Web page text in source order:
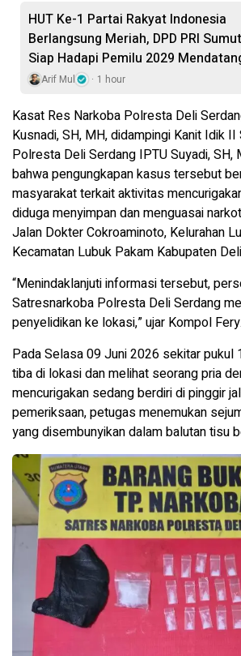
HUT Ke-1 Partai Rakyat Indonesia
Berlangsung Meriah, DPD PRI Sumut
Siap Hadapi Pemilu 2029
Arif Mul 1 hour
Kasat Res Narkoba Polresta Deli
Kusnadi, SH, MH, didampingi Kanit Idik
Polresta Deli Serdang IPTU Suyadi, SH,
bahwa pengungkapan kasus tersebut
masyarakat terkait aktivitas
diduga menyimpan dan menguasai
Jalan Dokter Cokroaminoto, Kelurahan
Kecamatan Lubuk Pakam Kabupaten
“Menindaklanjuti informasi tersebut,
Satresnarkoba Polresta Deli Serdang
penyelidikan ke lokasi,” ujar Kompol Fery.
Pada Selasa 09 Juni 2026 sekitar pukul
tiba di lokasi dan melihat seorang pria
mencurigakan sedang berdiri di pinggir
pemeriksaan, petugas menemukan
yang disembunyikan dalam balutan tisu